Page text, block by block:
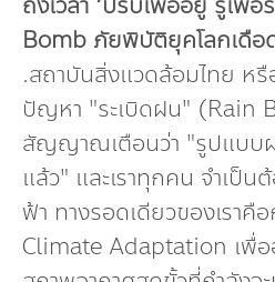
Bomb ภัยพิบัติยุคโลกเดือ
.สถาบันสิ่งแวดล้อมไทย ห
ปัญหา "ระเบิดฝน" (Rain
สัญญาณเตือนว่า "รูปแบบ
แล้ว" และเราทุกคน จำเป็น
ฟ้า ทางรอดเดียวของเราคื
Climate Adaptation เพื่